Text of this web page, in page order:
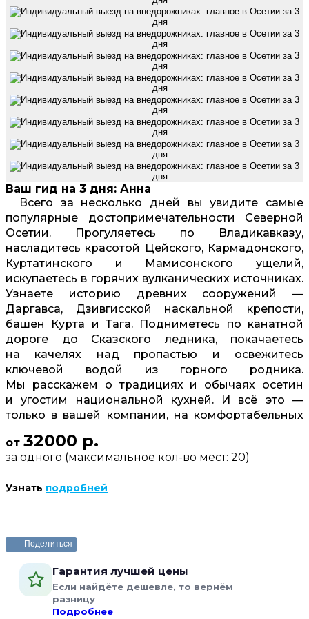
Ваш гид на 3 дня: Анна
Всего за несколько дней вы увидите самые
популярные достопримечательности Северной
Осетии. Прогуляетесь по Владикавказу,
насладитесь красотой Цейского, Кармадонского,
Куртатинского и Мамисонского ущелий,
искупаетесь в горячих вулканических источниках.
Узнаете историю древних сооружений —
Даргавса, Дзивгисской наскальной крепости,
башен Курта и Тага. Подниметесь по канатной
дороге до Сказского ледника, покачаетесь
на качелях над пропастью и освежитесь
ключевой водой из горного родника.
Мы расскажем о традициях и обычаях осетин
и угостим национальной кухней. И всё это —
только в вашей компании, на комфортабельных
от 32000 р.
за одного (максимальное кол-во мест: 20)
Узнать подробней
Поделиться
Гарантия лучшей цены
Если найдёте дешевле, то вернём
разницу
Подробнее